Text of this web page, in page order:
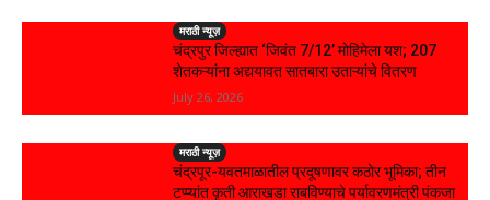
मराठी न्यूज़
चंद्रपुर जिल्ह्यात ‘जिवंत 7/12’ मोहिमेला यश; 207
शेतकऱ्यांना अद्ययावत सातबारा उताऱ्यांचे वितरण
July 26, 2026
मराठी न्यूज़
चंद्रपूर-यवतमाळातील प्रदूषणावर कठोर भूमिका; तीन
टप्प्यांत कृती आराखडा राबविण्याचे पर्यावरणमंत्री पंकजा